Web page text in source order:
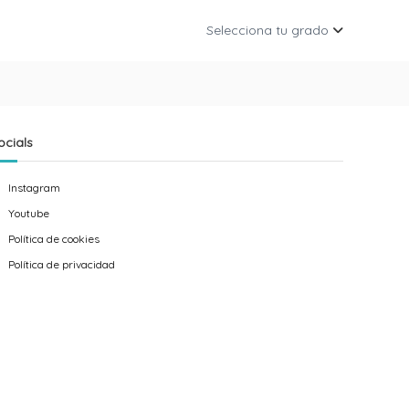
Selecciona tu grado
Instagram
Youtube
Política de cookies
Política de privacidad